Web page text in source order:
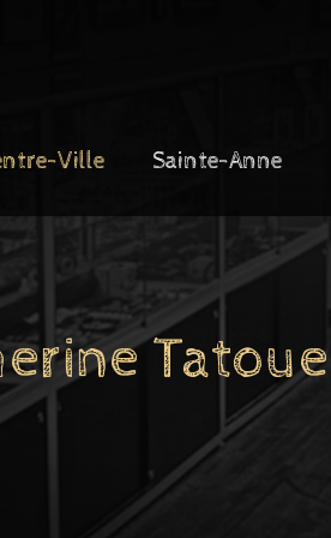
Ville Sainte-Anne